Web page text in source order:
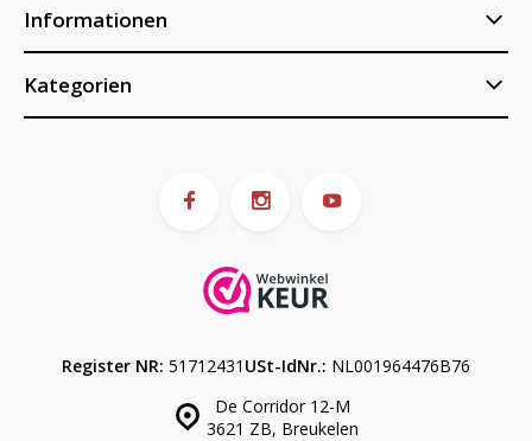
Informationen
Kategorien
De Corridor 12-M
3621 ZB, Breukelen
Register NR: 51712431 USt-IdNr.: NL001964476B76